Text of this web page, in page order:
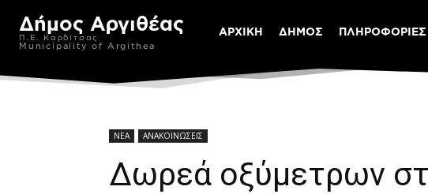
Δήμος Αργιθέας
Π.Ε. Καρδίτσας
Municipality of Argithea
ΑΡΧΙΚΗ ΔΗΜΟΣ ΠΛΗΡΟΦΟΡΙΕΣ
ΝΕΑ ΑΝΑΚΟΙΝΩΣΕΙΣ
Δωρεά οξύμετρων